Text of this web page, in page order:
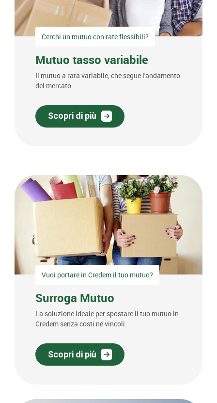
Cerchi un mutuo con rate flessibili?
Mutuo tasso variabile
Il mutuo a rata variabile, che segue l'andamento
del mercato.
Scopri di più
Vuoi portare in Credem il tuo mutuo?
Surroga Mutuo
La soluzione ideale per spostare il tuo mutuo in
Credem senza costi né vincoli.
Scopri di più